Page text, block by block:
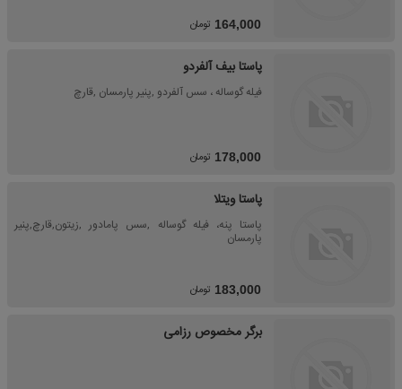
164,000 تومان
پاستا بیف آلفردو
فیله گوساله ، سس آلفردو ,پنیر پارمسان ,قارچ
178,000 تومان
پاستا ویتلا
پاستا پنه، فیله گوساله ,سس پامادور ,زیتون,قارچ,پنیر
پارمسان
183,000 تومان
برگر مخصوص رزامی